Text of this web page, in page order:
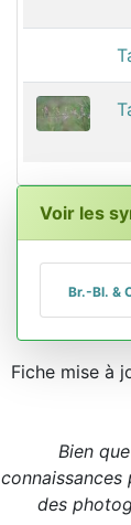
Voir les
Br.-Bl. &
Fiche mise à
Bien
des